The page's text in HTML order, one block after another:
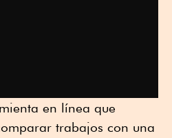
en línea que
trabajos con una